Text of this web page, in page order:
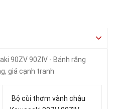
90ZV 90ZIV - Bánh răng
giá cạnh tranh
Bộ cùi thơm vành chậu